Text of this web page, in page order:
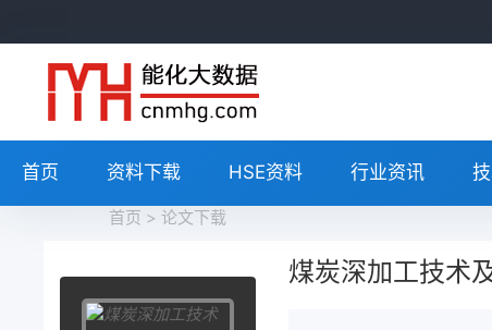
首页 资料下载 HSE资料 行业资讯
首页 > 论文下载
煤炭深加工技术